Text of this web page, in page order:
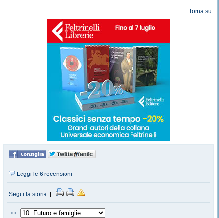
Torna su
Leggi le 6 recensioni
Segui la storia
<<